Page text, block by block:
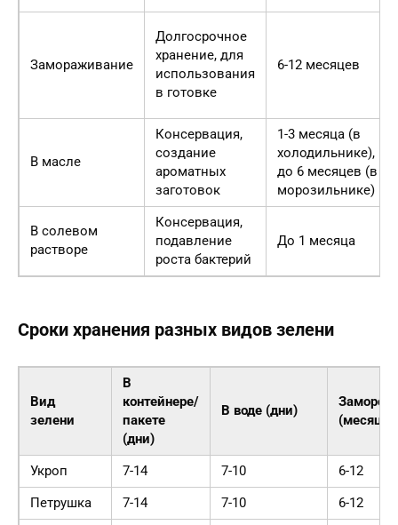
Замораживание
Долгосрочное
хранение, для
использования
в готовке
6-12 месяцев
В масле
Консервация,
создание
ароматных
заготовок
1-3 месяца (в
холодильнике),
до 6 месяцев (в
морозильнике)
В солевом
растворе
Консервация,
подавление
роста бактерий
До 1 месяца
Сроки хранения разных видов зелени
Вид
зелени
В
контейнере/
пакете
(дни)
В воде (дни)
(месяцы)
Укроп 7-14 7-10
6-12
Петрушка
7-14 7-10
6-12